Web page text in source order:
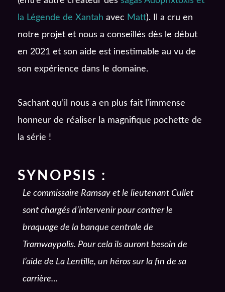
la Légende de Xantah avec Matt). Il a cru en
notre projet et nous a conseillés dès le début
en 2021 et son aide est inestimable au vu de
son expérience dans le domaine.
Sachant qu’il nous a en plus fait l’immense
honneur de réaliser la magnifique pochette de
la série !
SYNOPSIS :
Le commissaire Ramsay et le lieutenant Cullet
sont chargés d’intervenir pour contrer le
braquage de la banque centrale de
Tramwaypolis. Pour cela ils auront besoin de
l’aide de La Lentille, un héros sur la fin de sa
carrière…